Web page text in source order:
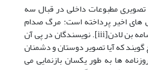
مطبوعات داخلی در قبال سه
های اخیر پرداخته است: مرگ صدام
حسین[i]، بی نظیر بوتو[ii] و اسامه بن لادن[iii]. نویسندگان در پی آن
که آیا تصویر دوستان و دشمنان
ها به طور یکسان بازنمایی می